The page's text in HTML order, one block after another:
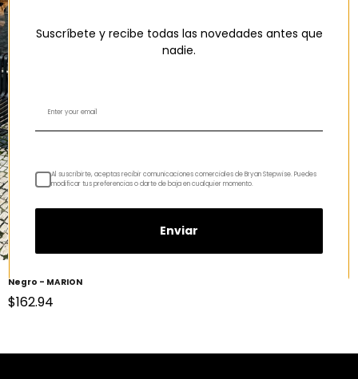
Negro - MARION
Precio de oferta
$162.94
Suscríbete y recibe todas las novedades antes que
nadie.
Al suscribirte, aceptas recibir comunicaciones comerciales de Bryan Stepwise. Puedes
modificar tus preferencias o darte de baja en cualquier momento.
Enviar